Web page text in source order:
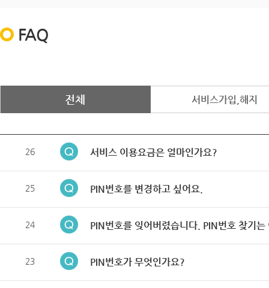
FAQ
전체 서비스가입,해지
26 서비스 이용요금은 얼마인가요?
25 PIN번호를 변경하고 싶어요.
24 PIN번호를 잊어버렸습니다. PIN번호 찾기는
23 PIN번호가 무엇인가요?